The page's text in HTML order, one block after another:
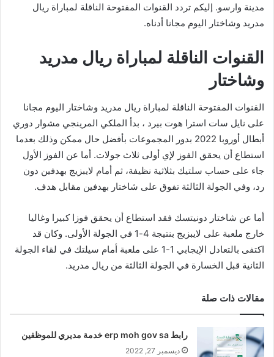
مدينة وارسو. إليكم تردد القنوات المفتوحة الناقلة لمباراة ريال
مدريد وشاختار اليوم مجانا أدناه.
القنوات الناقلة لمباراة ريال مدريد
وشاختار
القنوات المفتوحة الناقلة لمباراة ريال مدريد وشاختار اليوم مجانا
على نايل سات استرا هوت بيرد ، بدأ الملكي المرينجي مشوار دوري
أبطال أوروبا 2022 بدور المجموعات بأفضل حال ممكن وذلك بعدما
استطاع أن يحقق الفوز لإي أولى ثلاث جولات. أما عن الفوز الأول
جاء على حساب سلتيك بثلاثية نظيفة، ثم أمام لايبزيج بهدفين دون
رد، وفي الجولة الثالثة تفوق على شاختار بهدفين مقابل هدف.
أما عن شاختار دونيتسك فقد استطاع أن يحقق فوزا كبيرا وغاليا
خارج ملعبة على لايبزيج بنتيجة 4-1 في الجولة الأولى. وكان قد
اكتفى بالتعادل الإيجابي 1-1 على ملعبة أمام سيلتك في لقاء الجولة
الثانية قبل الخسارة في الجولة الثالثة من ريال مدريد.
مقالات ذات صلة
رابط erp moh gov sa خدمة مديري للموظفين
ديسمبر 27, 2022